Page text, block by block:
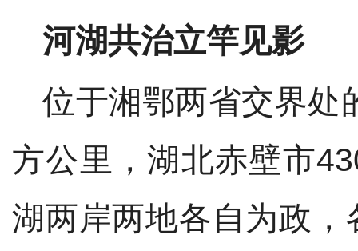
河湖共治立竿见影
位于湘鄂两省交界处
方公里，湖北赤壁市
湖两岸两地各自为政